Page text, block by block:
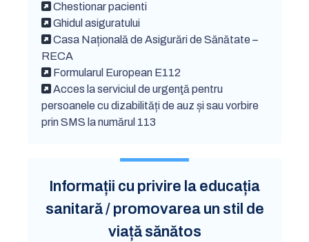
Chestionar pacienti
Ghidul asiguratului
Casa Națională de Asigurări de Sănătate –
RECA
Formularul European E112
Acces la serviciul de urgenţă pentru
persoanele cu dizabilități de auz și sau vorbire
prin SMS la numărul 113
Informații cu privire la educația
sanitară / promovarea un stil de
viață sănătos